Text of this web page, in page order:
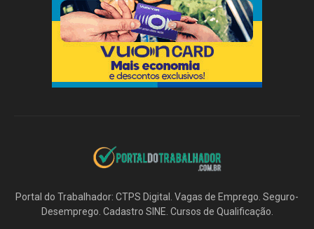
Portal do Trabalhador: CTPS Digital. Vagas de Emprego. Seguro-
Desemprego. Cadastro SINE. Cursos de Qualificação.